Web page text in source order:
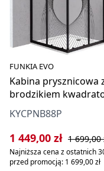
FUNKIA EVO
Kabina prysznicowa
brodzikiem
80x80 cm - wzór fala
KYCPNB88P
Cena sprzedaży:
1 449,00 zł Cena
1 699,00
Najniższa cena z ostatnich
przed promocją: 1 699,00 zł